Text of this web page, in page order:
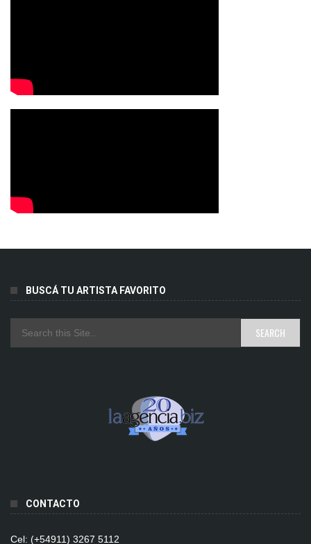
BUSCÁ TU ARTISTA FAVORITO
CONTACTO
Cel: (+54911) 3267 5112